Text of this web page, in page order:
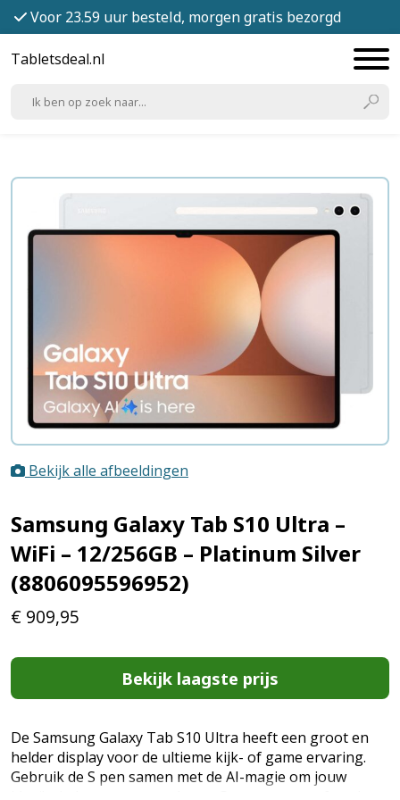
Voor 23.59 uur besteld, morgen gratis bezorgd
Tabletsdeal.nl
Bekijk alle afbeeldingen
Samsung Galaxy Tab S10 Ultra –
WiFi – 12/256GB – Platinum Silver
(8806095596952)
€ 909,95
Bekijk laagste prijs
De Samsung Galaxy Tab S10 Ultra heeft een groot en
helder display voor de ultieme kijk- of game ervaring.
Gebruik de S pen samen met de AI-magie om jouw